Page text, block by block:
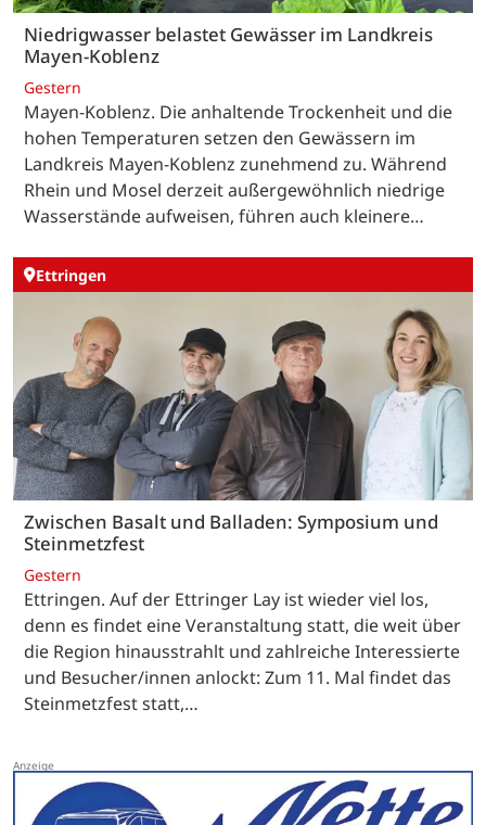
Niedrigwasser belastet Gewässer im Landkreis
Mayen-Koblenz
Gestern
Mayen-Koblenz. Die anhaltende Trockenheit und die
hohen Temperaturen setzen den Gewässern im
Landkreis Mayen-Koblenz zunehmend zu. Während
Rhein und Mosel derzeit außergewöhnlich niedrige
Wasserstände aufweisen, führen auch kleinere…
Ettringen
Zwischen Basalt und Balladen: Symposium und
Steinmetzfest
Gestern
Ettringen. Auf der Ettringer Lay ist wieder viel los,
denn es findet eine Veranstaltung statt, die weit über
die Region hinausstrahlt und zahlreiche Interessierte
und Besucher/innen anlockt: Zum 11. Mal findet das
Steinmetzfest statt,…